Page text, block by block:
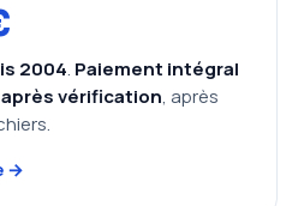
2004. Paiement intégral
vérification, après
→